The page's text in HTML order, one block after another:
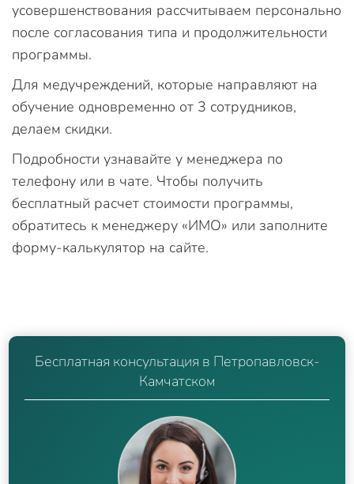
усовершенствования рассчитываем персонально
после согласования типа и продолжительности
программы.
Для медучреждений, которые направляют на
обучение одновременно от 3 сотрудников,
делаем скидки.
Подробности узнавайте у менеджера по
телефону или в чате. Чтобы получить
бесплатный расчет стоимости программы,
обратитесь к менеджеру «ИМО» или заполните
форму-калькулятор на сайте.
Бесплатная консультация в Петропавловск-
Камчатском